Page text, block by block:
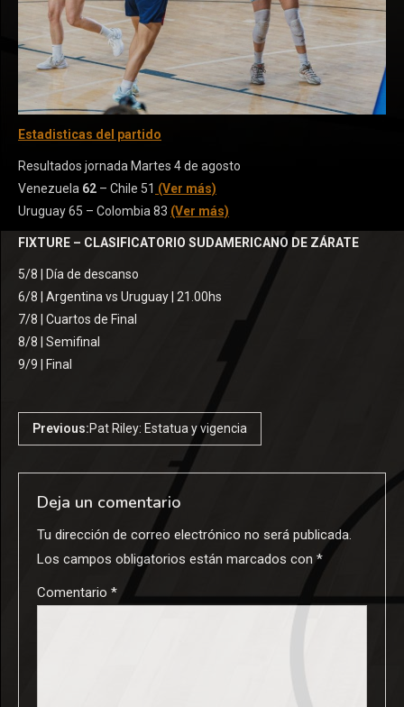
Estadisticas del partido
Resultados jornada Martes 4 de agosto
Venezuela 62 – Chile 51 (Ver más)
Uruguay 65 – Colombia 83 (Ver más)
FIXTURE – CLASIFICATORIO SUDAMERICANO DE ZÁRATE
5/8 | Día de descanso
6/8 | Argentina vs Uruguay | 21.00hs
7/8 | Cuartos de Final
8/8 | Semifinal
9/9 | Final
Previous:Pat Riley: Estatua y vigencia
Deja un comentario
Tu dirección de correo electrónico no será publicada.
Los campos obligatorios están marcados con *
Comentario *